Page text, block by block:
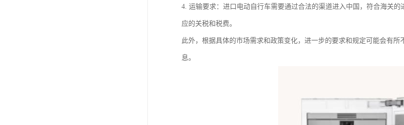
4. 运输要求：进口电动自行车需要通过合法的渠道进入中国，符合海关
应的关税和税费。
此外，根据具体的市场需求和政策变化，进一步的要求和规定可能会有
息。